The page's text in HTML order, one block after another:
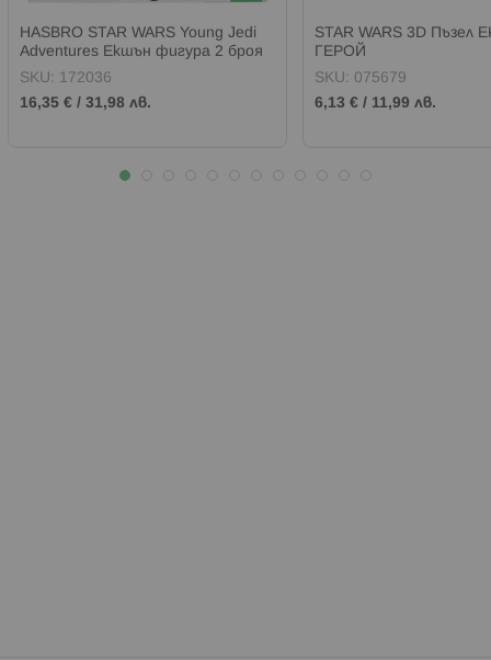
HASBRO STAR WARS Young Jedi
Adventures Екшън фигура 2 броя
SKU: 172036
16,35 € / 31,98 лв.
STAR WARS 3D Пъзел
ГЕРОЙ
SKU: 075679
6,13 € / 11,99 лв.